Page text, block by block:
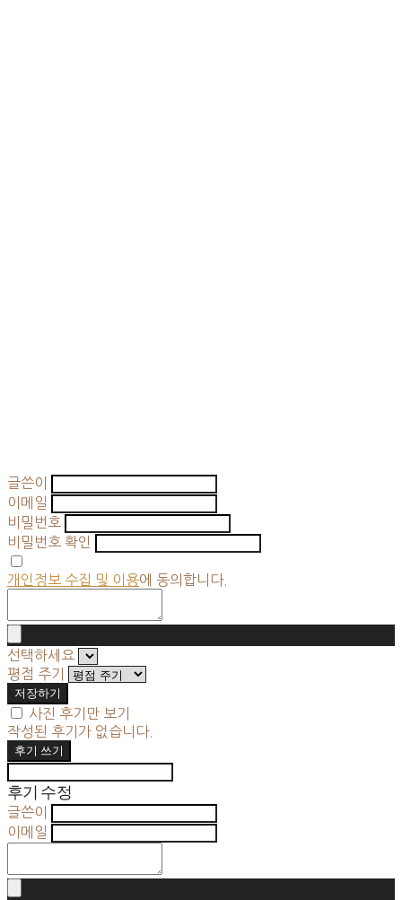
글쓴이
이메일
비밀번호
비밀번호 확인
개인정보 수집 및 이용에 동의합니다.
선택하세요
평점 주기
저장하기
사진 후기만 보기
작성된 후기가 없습니다.
후기 쓰기
후기 수정
글쓴이
이메일